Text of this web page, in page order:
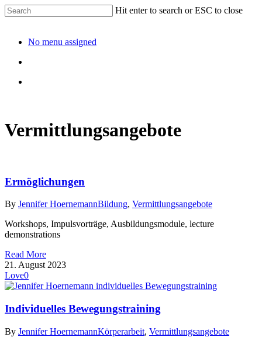
Hit enter to search or ESC to close
No menu assigned
Vermittlungsangebote
Ermöglichungen
By Jennifer HoernemannBildung, Vermittlungsangebote
Workshops, Impulsvorträge, Ausbildungsmodule, lecture
demonstrations
Read More
21. August 2023
Love0
Individuelles Bewegungstraining
By Jennifer HoernemannKörperarbeit, Vermittlungsangebote